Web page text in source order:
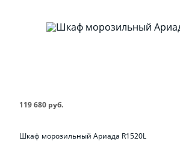
119 680 руб.
Шкаф морозильный Ариада R1520L